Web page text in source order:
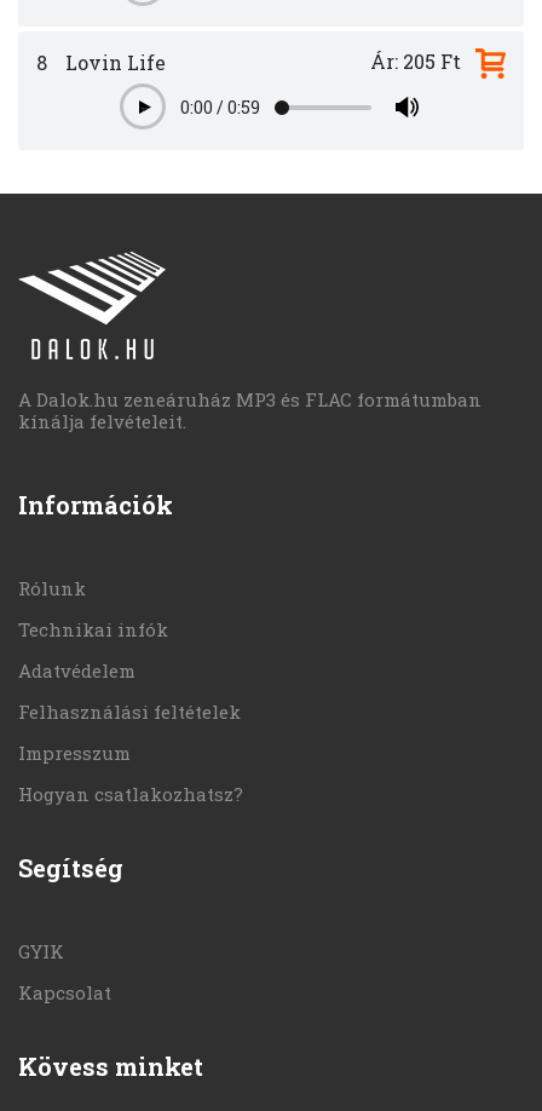
8 Lovin Life
Play0:00 /0:59
Ár: 205 Ft
A Dalok.hu zeneáruház MP3 és FLAC formátumban
kínálja felvételeit.
Információk
Rólunk
Technikai infók
Adatvédelem
Felhasználási feltételek
Impresszum
Hogyan csatlakozhatsz?
Segítség
GYIK
Kapcsolat
Kövess minket